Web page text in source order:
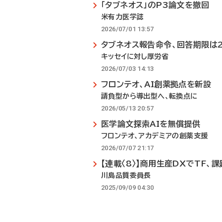
「タブネオス」のP3論文を撤回
米有力医学誌
2026/07/01 13:57
タブネオス報告命令、回答期限は
キッセイに対し厚労省
2026/07/03 14:13
フロンテオ、AI創薬拠点を新設
請負型から導出型へ、転換点に
2026/05/13 20:57
医学論文探索AIを無償提供
フロンテオ、アカデミアの創薬支援
2026/07/07 21:17
【連載〈8〉】商用生産DXでTF、
川島品質委員長
2025/09/09 04:30